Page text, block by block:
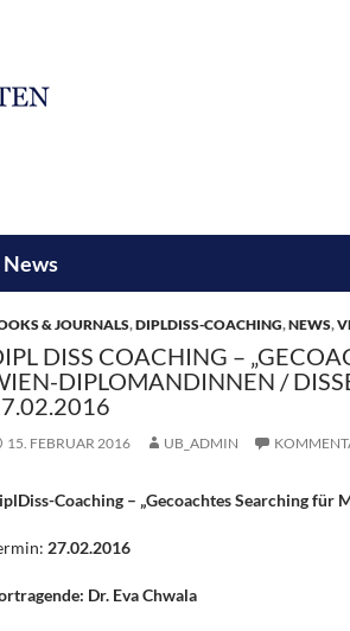
News
& JOURNALS,DIPLDISS-COACHING,NEWS,
DISS COACHING –
DIPLOMANDINNEN /
15. FEBRUAR 2016 UB_ADMIN
Coaching – „Gecoachtes Searching für
27.02.2016
Dr. Eva Chwala